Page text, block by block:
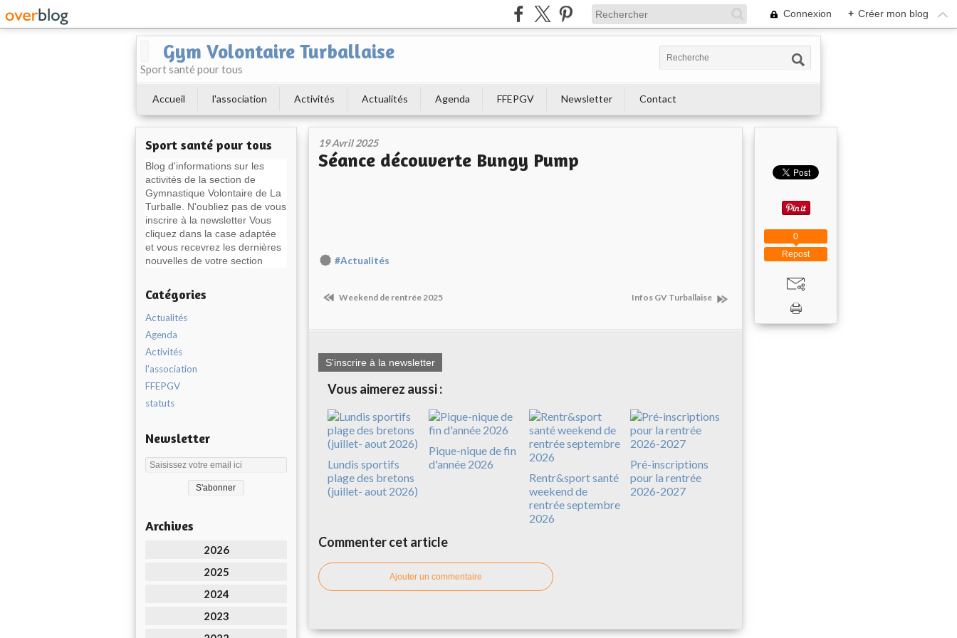
Connexion + Créer mon blog
Gym Volontaire Turballaise
Sport santé pour tous
Accueil l'association Activités Actualités Agenda FFEPGV Newsletter Contact
Sport santé pour tous
Blog d'informations sur les
activités de la section de
Gymnastique Volontaire de La
Turballe. N'oubliez pas de vous
inscrire à la newsletter Vous
cliquez dans la case adaptée
et vous recevrez les dernières
nouvelles de votre section
Catégories
Actualités
Agenda
Activités
l'association
FFEPGV
statuts
Newsletter
Archives
2026
2025
2024
2023
19 Avril 2025
Séance découverte Bungy Pump
#Actualités
Weekend de rentrée 2025 Infos GV Turballaise
S'inscrire à la newsletter
Vous aimerez aussi :
Lundis sportifs
plage des bretons
(juillet- aout 2026)
Pique-nique de fin
d'année 2026
Rentr&sport santé
weekend de
rentrée septembre
2026
Pré-inscriptions
pour la rentrée
2026-2027
Commenter cet article
Ajouter un commentaire
Repost
0